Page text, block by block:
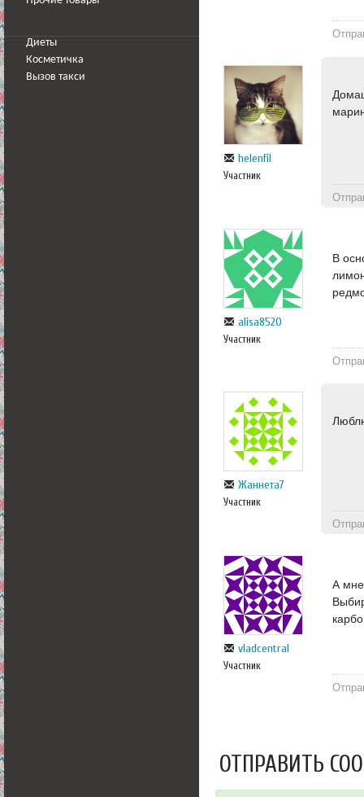
Диеты
Косметичка
Вызов такси
helenfil
Участник
alisa8520
Участник
В
Жаннета7
Участник
vladcentral
Участник
А
ОТПРАВИТЬ